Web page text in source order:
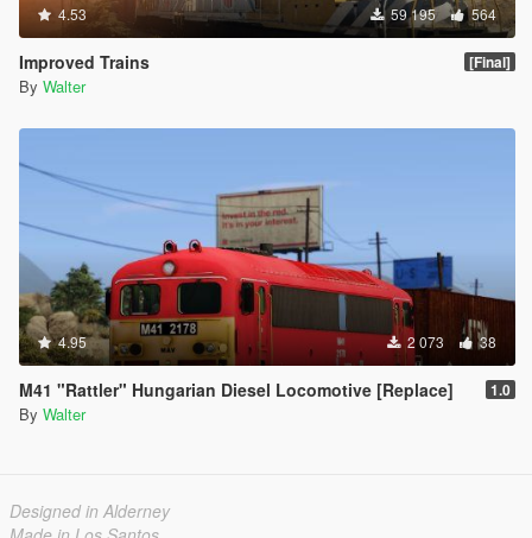
4.53 59 195 564
Improved Trains [Final]
By Walter
4.95 2 073 38
M41 "Rattler" Hungarian Diesel Locomotive [Replace] 1.0
By Walter
Designed in Alderney